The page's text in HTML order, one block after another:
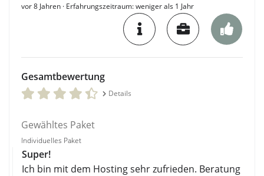
vor 8 Jahren · Erfahrungszeitraum: weniger als 1 Jahr
Gesamtbewertung
Details
Gewähltes Paket
Individuelles Paket
Super!
Ich bin mit dem Hosting sehr zufrieden. Beratung